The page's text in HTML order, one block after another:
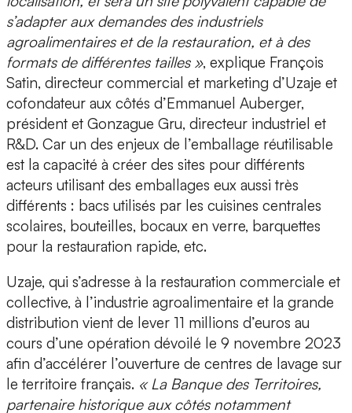
s’adapter aux demandes des industriels
agroalimentaires et de la restauration, et à des
formats de différentes tailles », explique François
Satin, directeur commercial et marketing d’Uzaje et
cofondateur aux côtés d’Emmanuel Auberger,
président et Gonzague Gru, directeur industriel et
R&D. Car un des enjeux de l’emballage réutilisable
est la capacité à créer des sites pour différents
acteurs utilisant des emballages eux aussi très
différents : bacs utilisés par les cuisines centrales
scolaires, bouteilles, bocaux en verre, barquettes
pour la restauration rapide, etc.
Uzaje, qui s’adresse à la restauration commerciale et
collective, à l’industrie agroalimentaire et la grande
distribution vient de lever 11 millions d’euros au
cours d’une opération dévoilé le 9 novembre 2023
afin d’accélérer l’ouverture de centres de lavage sur
le territoire français. « La Banque des Territoires,
partenaire historique aux côtés notamment